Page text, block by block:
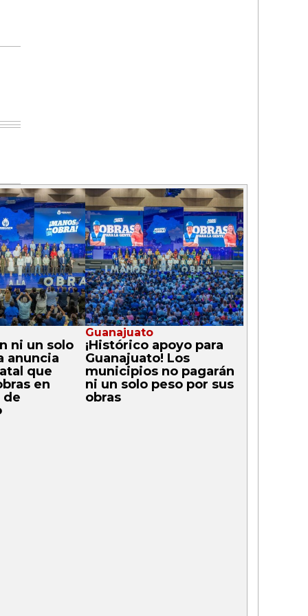
ni un solo
anuncia
que
en
de
Guanajuato
¡Histórico apoyo para
Guanajuato! Los
municipios no pagarán
ni un solo peso por sus
obras